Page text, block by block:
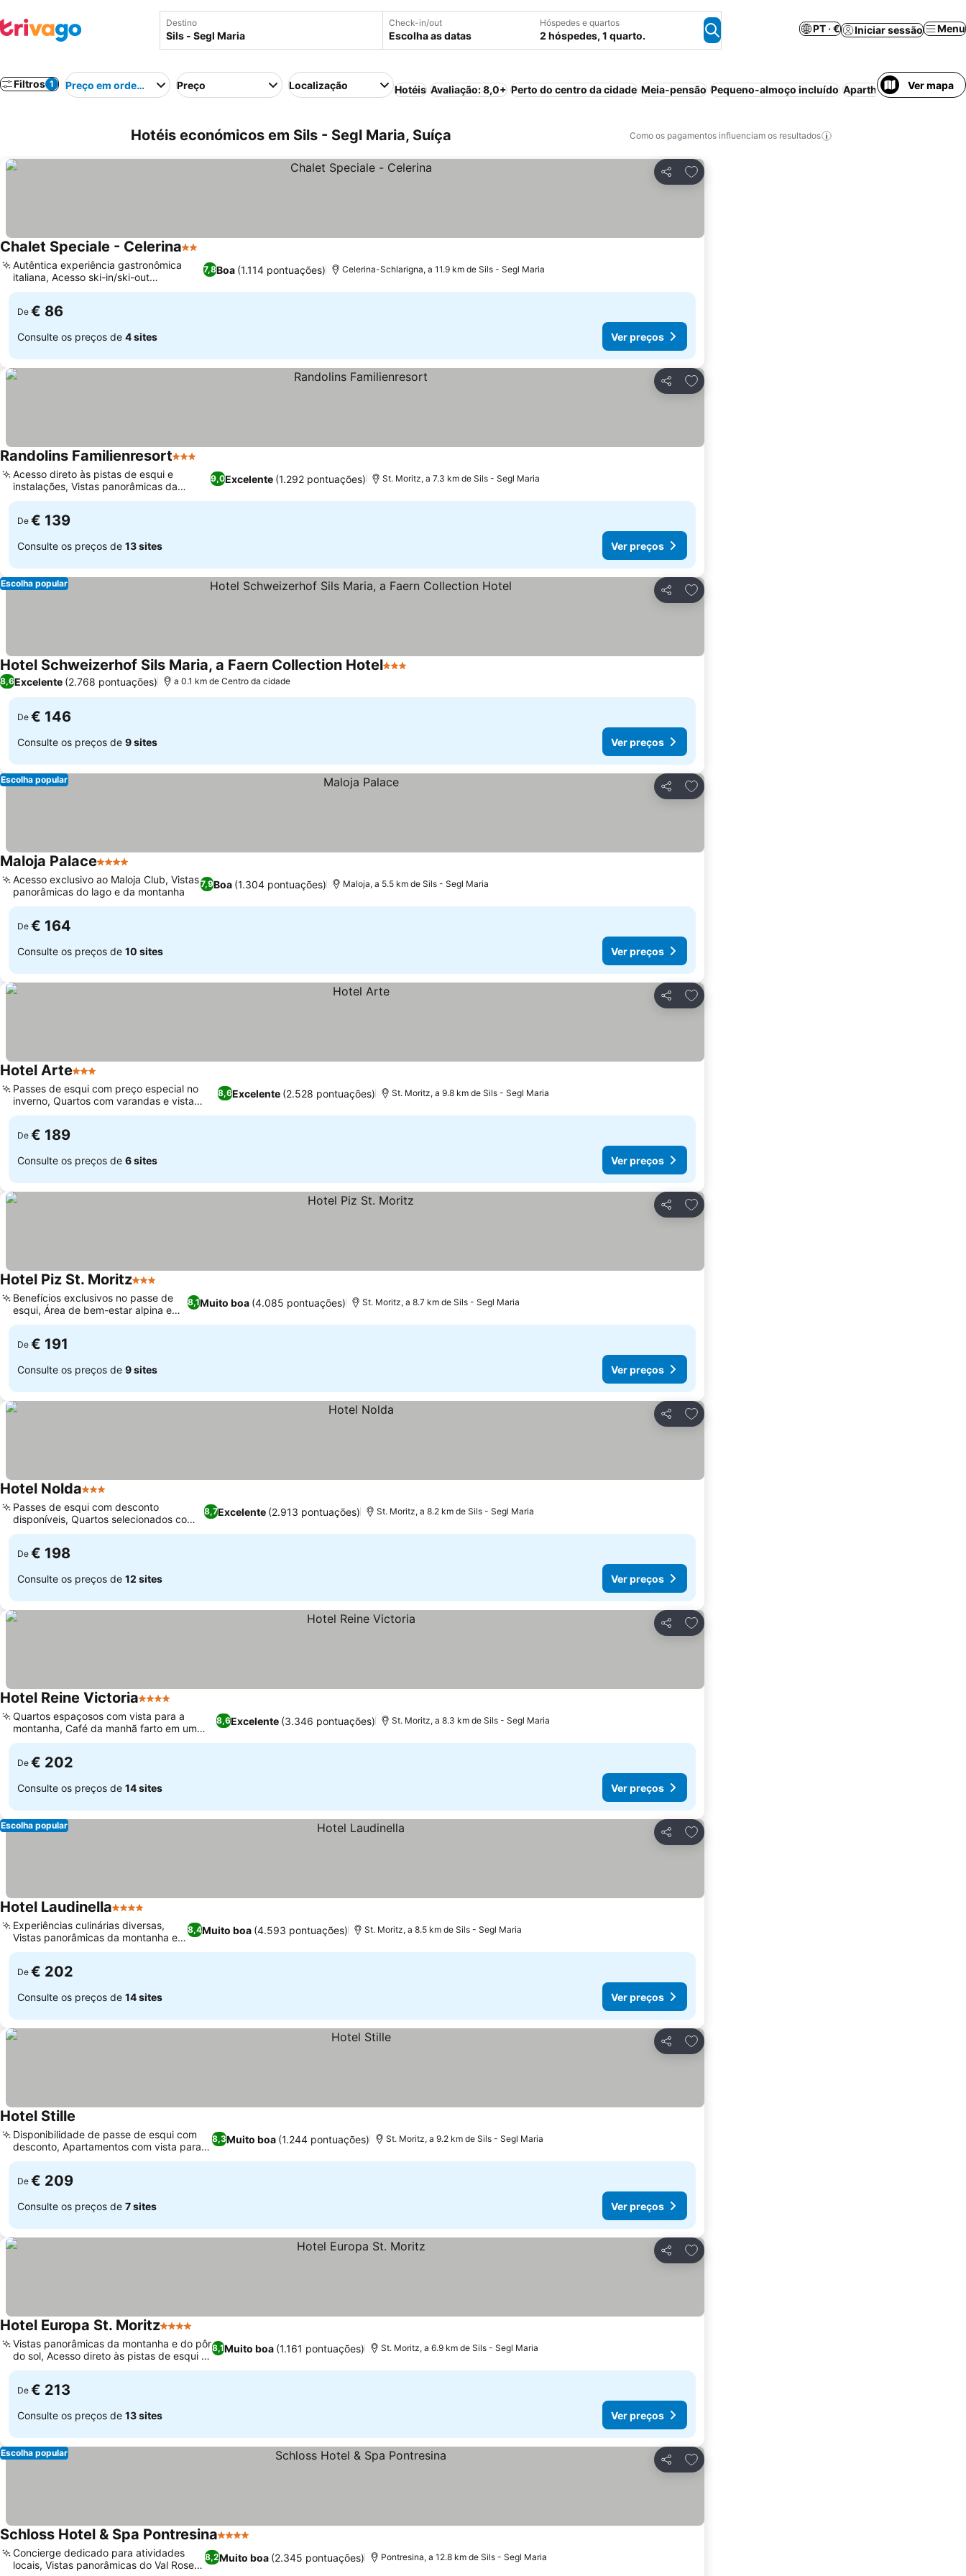
Destino Check-in/out
Escolha as datas
Hóspedes e quartos
2 hóspedes, 1 quarto.
PT · € Iniciar sessão Menu
Filtros 1 Preço em ordem crescente
Preço Localização Hotéis Avaliação: 8,0+ Perto do centro da cidade Meia-pensão Pequeno-almoço incluído Aparthotel Ver mapa
Hotéis económicos em Sils - Segl Maria, Suíça Como os pagamentos influenciam os resultados
Partilhar
Adicionar aos favoritos
Chalet Speciale - Celerina2 Estrelas
7,8Boa (1.114 pontuações)
Autêntica experiência gastronômica
italiana, Acesso ski-in/ski-out
privilegiado
Celerina-Schlarigna, a 11.9 km de Sils - Segl Maria
De € 86
Consulte os preços de 4 sites Ver preços
Partilhar
Adicionar aos favoritos
Randolins Familienresort3 Estrelas
9,0Excelente (1.292 pontuações)
Acesso direto às pistas de esqui e
instalações, Vistas panorâmicas da
montanha e do lago
St. Moritz, a 7.3 km de Sils - Segl Maria
De € 139
Consulte os preços de 13 sites Ver preços
Partilhar
Adicionar aos favoritos
Escolha popular
Hotel Schweizerhof Sils Maria, a Faern Collection Hotel3 Estrelas
8,6Excelente (2.768 pontuações) a 0.1 km de Centro da cidade
De € 146
Consulte os preços de 9 sites Ver preços
Partilhar
Adicionar aos favoritos
Escolha popular
Maloja Palace4 Estrelas
7,9Boa (1.304 pontuações)
Acesso exclusivo ao Maloja Club, Vistas
panorâmicas do lago e da montanha
Maloja, a 5.5 km de Sils - Segl Maria
De € 164
Consulte os preços de 10 sites Ver preços
Partilhar
Adicionar aos favoritos
Hotel Arte3 Estrelas
8,6Excelente (2.528 pontuações)
Passes de esqui com preço especial no
inverno, Quartos com varandas e vista
para a montanha
St. Moritz, a 9.8 km de Sils - Segl Maria
De € 189
Consulte os preços de 6 sites Ver preços
Partilhar
Adicionar aos favoritos
Hotel Piz St. Moritz3 Estrelas
8,1Muito boa (4.085 pontuações)
Benefícios exclusivos no passe de
esqui, Área de bem-estar alpina e
chique
St. Moritz, a 8.7 km de Sils - Segl Maria
De € 191
Consulte os preços de 9 sites Ver preços
Partilhar
Adicionar aos favoritos
Hotel Nolda3 Estrelas
8,7Excelente (2.913 pontuações)
Passes de esqui com desconto
disponíveis, Quartos selecionados com
vista para o rio
St. Moritz, a 8.2 km de Sils - Segl Maria
De € 198
Consulte os preços de 12 sites Ver preços
Partilhar
Adicionar aos favoritos
Hotel Reine Victoria4 Estrelas
8,6Excelente (3.346 pontuações)
Quartos espaçosos com vista para a
montanha, Café da manhã farto em um
ambiente elegante
St. Moritz, a 8.3 km de Sils - Segl Maria
De € 202
Consulte os preços de 14 sites Ver preços
Partilhar
Adicionar aos favoritos
Escolha popular
Hotel Laudinella4 Estrelas
8,4Muito boa (4.593 pontuações)
Experiências culinárias diversas,
Vistas panorâmicas da montanha e
do lago
St. Moritz, a 8.5 km de Sils - Segl Maria
De € 202
Consulte os preços de 14 sites Ver preços
Partilhar
Adicionar aos favoritos
Hotel Stille
8,3Muito boa (1.244 pontuações)
Disponibilidade de passe de esqui com
desconto, Apartamentos com vista para a
montanha
St. Moritz, a 9.2 km de Sils - Segl Maria
De € 209
Consulte os preços de 7 sites Ver preços
Partilhar
Adicionar aos favoritos
Hotel Europa St. Moritz4 Estrelas
8,1Muito boa (1.161 pontuações)
Vistas panorâmicas da montanha e do pôr
do sol, Acesso direto às pistas de esqui e
trilhas
St. Moritz, a 6.9 km de Sils - Segl Maria
De € 213
Consulte os preços de 13 sites Ver preços
Partilhar
Adicionar aos favoritos
Escolha popular
Schloss Hotel & Spa Pontresina4 Estrelas
8,2Muito boa (2.345 pontuações)
Concierge dedicado para atividades
locais, Vistas panorâmicas do Val Roseg
Pontresina, a 12.8 km de Sils - Segl Maria